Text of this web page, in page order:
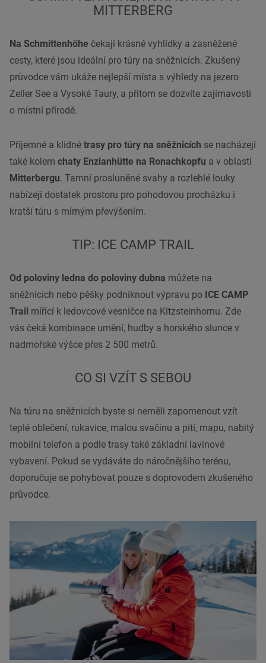
MITTERBERG
Na Schmittenhöhe čekají krásné vyhlídky a zasněžené
cesty, které jsou ideální pro túry na sněžnicích. Zkušený
průvodce vám ukáže nejlepší místa s výhledy na jezero
Zeller See a Vysoké Taury, a přitom se dozvíte zajímavosti
o místní přírodě.
Příjemné a klidné trasy pro túry na sněžnicích se nacházejí
také kolem chaty Enzianhütte na Ronachkopfu a v oblasti
Mitterbergu. Tamní prosluněné svahy a rozlehlé louky
nabízejí dostatek prostoru pro pohodovou procházku i
kratší túru s mírným převýšením.
TIP: ICE CAMP TRAIL
Od poloviny ledna do poloviny dubna můžete na
sněžnicích nebo pěšky podniknout výpravu po ICE CAMP
Trail mířící k ledovcové vesničce na Kitzsteinhornu. Zde
vás čeká kombinace umění, hudby a horského slunce v
nadmořské výšce přes 2 500 metrů.
CO SI VZÍT S SEBOU
Na túru na sněžnicích byste si neměli zapomenout vzít
teplé oblečení, rukavice, malou svačinu a pití, mapu, nabitý
mobilní telefon a podle trasy také základní lavinové
vybavení. Pokud se vydáváte do náročnějšího terénu,
doporučuje se pohybovat pouze s doprovodem zkušeného
průvodce.